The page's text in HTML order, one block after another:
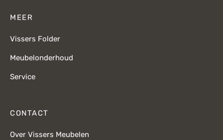
MEER
Vissers Folder
Meubelonderhoud
Service
CONTACT
Over Vissers Meubelen